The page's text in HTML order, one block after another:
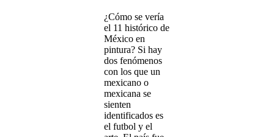
¿Cómo se vería
el 11 histórico de
México en
pintura? Si hay
dos fenómenos
con los que un
mexicano o
mexicana se
sienten
identificados es
el futbol y el